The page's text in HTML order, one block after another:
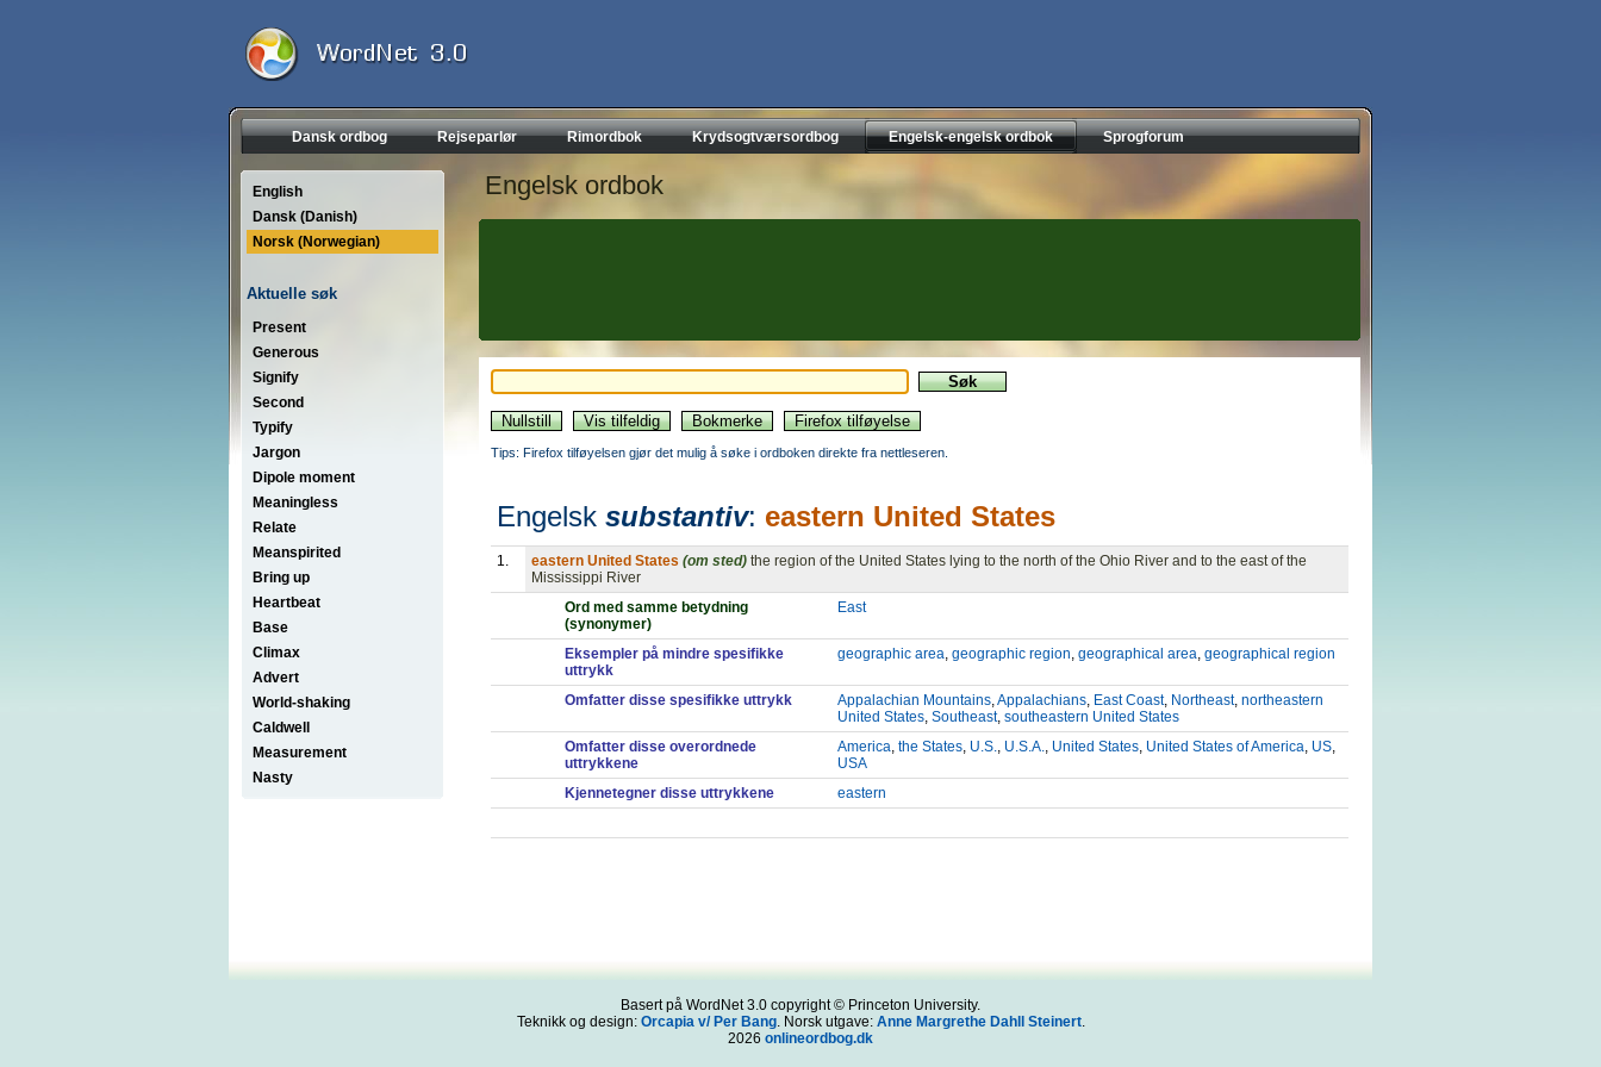
Dansk ordbog Rejseparlør Rimordbok Krydsogtværsordbog Engelsk-engelsk ordbok Sprogforum
English
Dansk (Danish)
Norsk (Norwegian)
Aktuelle søk
Present
Generous
Signify
Second
Typify
Jargon
Dipole moment
Meaningless
Relate
Meanspirited
Bring up
Heartbeat
Base
Climax
Advert
World-shaking
Caldwell
Measurement
Nasty
Engelsk ordbok
Tips: Firefox tilføyelsen gjør det mulig å søke i ordboken direkte fra nettleseren.
Engelsk substantiv: eastern United States
1. eastern United States (om sted) the region of the United States lying to the north of the Ohio River and to the east of the
Mississippi River
Ord med samme betydning
(synonymer)
East
Eksempler på mindre spesifikke
uttrykk
geographic area, geographic region, geographical area, geographical region
Omfatter disse spesifikke uttrykk Appalachian Mountains,Appalachians, East Coast, Northeast, northeastern
United States, Southeast, southeastern United States
Omfatter disse overordnede
uttrykkene
America, the States, U.S., U.S.A., United States, United States of America, US,
USA
Kjennetegner disse uttrykkene
eastern
Basert på WordNet 3.0 copyright © Princeton University.
Teknikk og design: Orcapia v/ Per Bang. Norsk utgave: Anne Margrethe Dahll Steinert.
2026 onlineordbog.dk